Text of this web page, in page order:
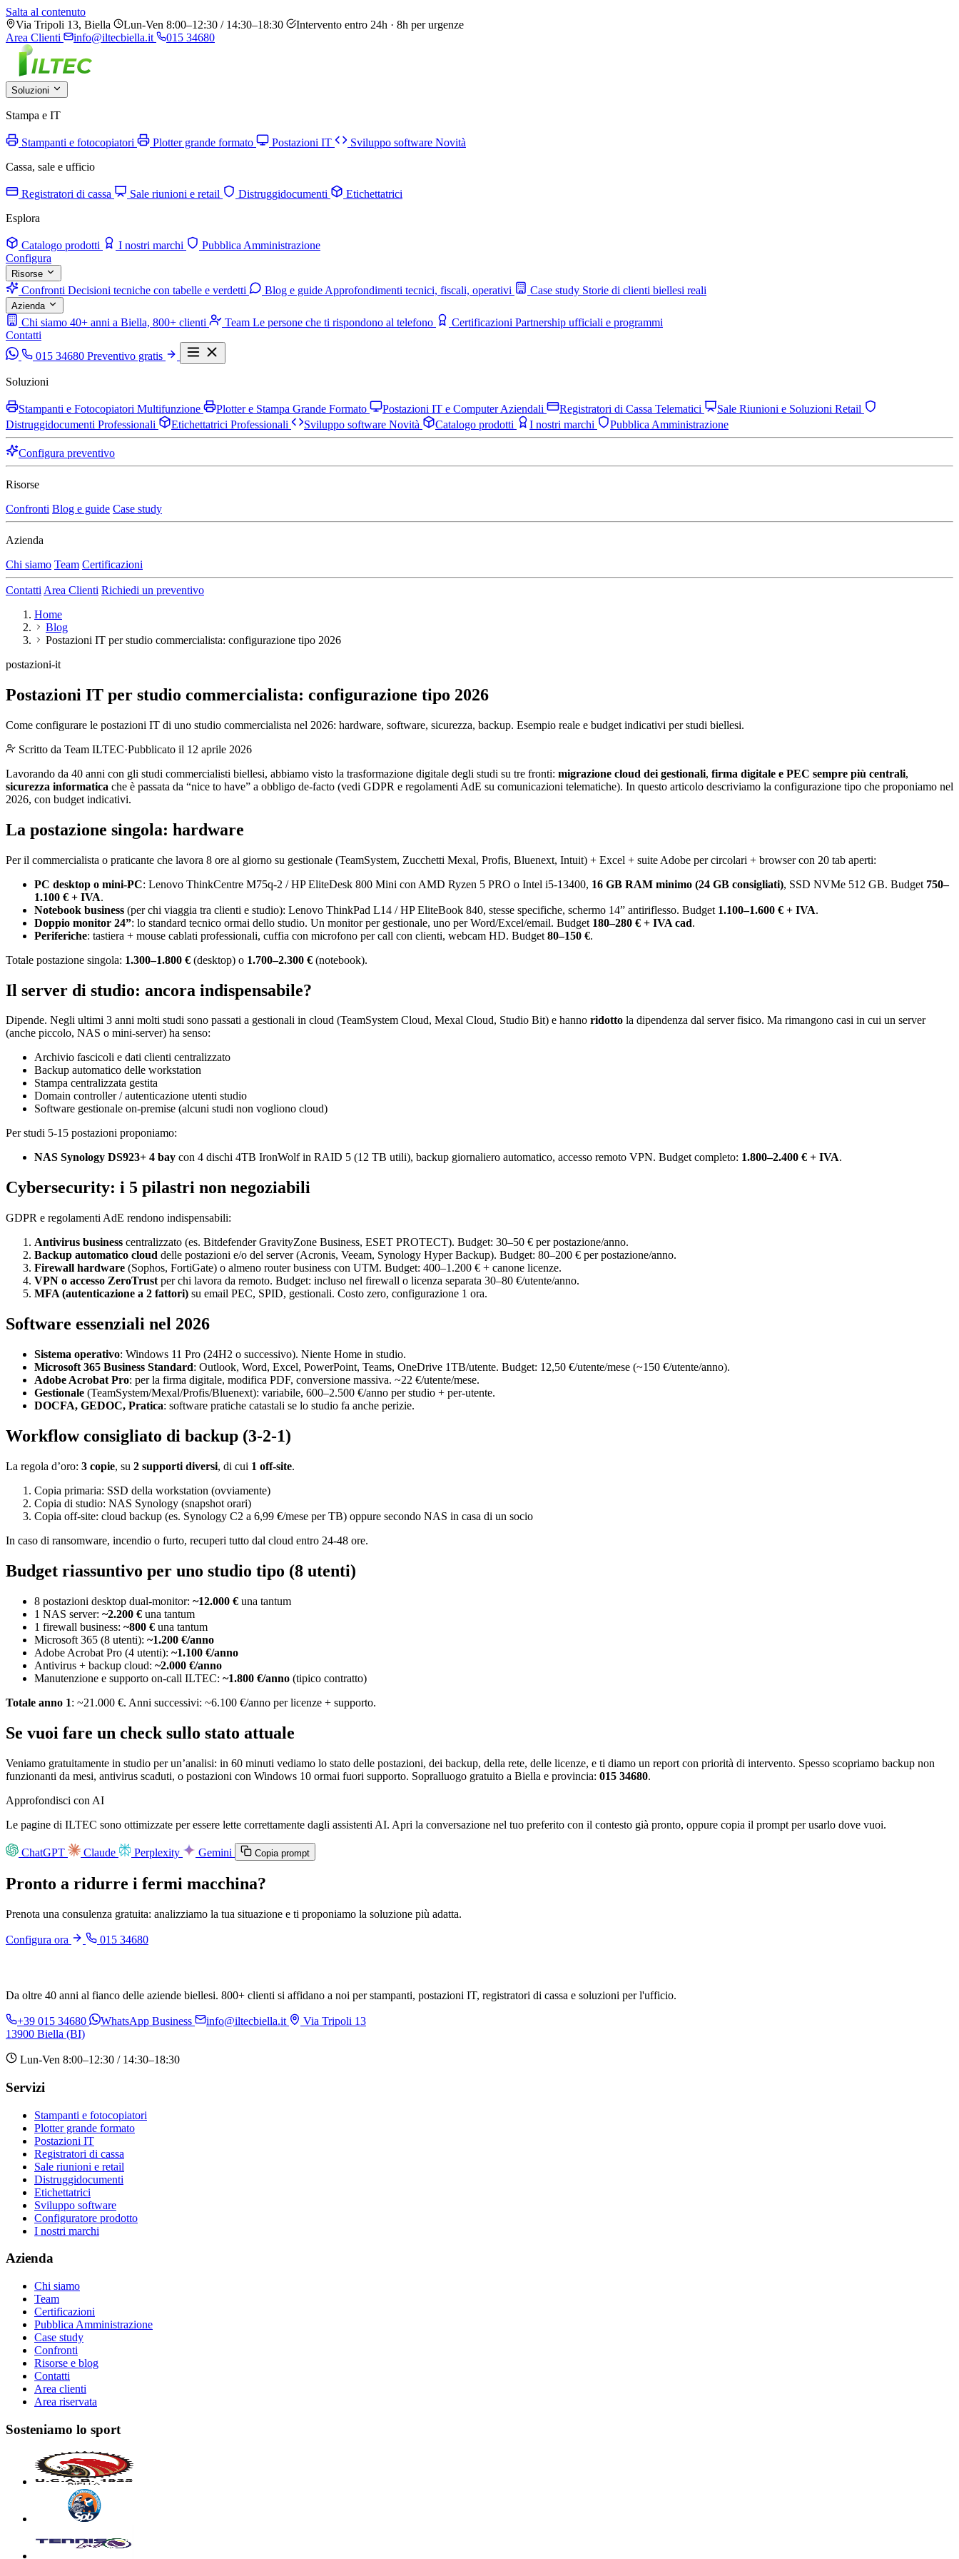
Salta al contenuto
Via Tripoli 13, Biella
Lun-Ven 8:00–12:30 / 14:30–18:30
Intervento entro 24h · 8h per urgenze
Area Clienti
info@iltecbiella.it 015 34680
Soluzioni
Stampa e IT
Stampanti e fotocopiatori Plotter grande formato Postazioni IT Sviluppo software Novità
Cassa, sale e ufficio
Registratori di cassa Sale riunioni e retail Distruggidocumenti
Etichettatrici
Esplora
Catalogo prodotti I nostri marchi
Pubblica Amministrazione
Configura
Risorse
Confronti Decisioni tecniche con tabelle e verdetti Blog e guide Approfondimenti tecnici, fiscali, operativi Case study Storie di clienti biellesi reali
Azienda
Chi siamo 40+ anni a Biella, 800+ clienti Team Le persone che ti rispondono al telefono Certificazioni Partnership ufficiali e programmi
Contatti
015 34680 Preventivo gratis
Soluzioni
Stampanti e Fotocopiatori Multifunzione Plotter e Stampa Grande Formato Postazioni IT e Computer Aziendali Registratori di Cassa Telematici
Sale Riunioni e Soluzioni Retail
Distruggidocumenti Professionali
Etichettatrici Professionali Sviluppo software Novità Catalogo prodotti I nostri marchi Pubblica Amministrazione
Configura preventivo
Risorse
Confronti Blog e guide Case study
Azienda
Chi siamo Team Certificazioni
Contatti Area Clienti Richiedi un preventivo
Home
Blog
Postazioni IT per studio commercialista: configurazione tipo 2026
postazioni-it
Postazioni IT per studio commercialista: configurazione tipo 2026
Come configurare le postazioni IT di uno studio commercialista nel 2026: hardware, software, sicurezza, backup. Esempio reale e budget indicativi per studi biellesi.
Scritto da Team ILTEC·Pubblicato il 12 aprile 2026
Lavorando da 40 anni con gli studi commercialisti biellesi, abbiamo visto la trasformazione digitale degli studi su tre fronti: migrazione cloud dei gestionali, firma digitale e PEC sempre più centrali,
sicurezza informatica che è passata da “nice to have” a obbligo de-facto (vedi GDPR e regolamenti AdE su comunicazioni telematiche). In questo articolo descriviamo la configurazione tipo che proponiamo nel
2026, con budget indicativi.
La postazione singola: hardware
Per il commercialista o praticante che lavora 8 ore al giorno su gestionale (TeamSystem, Zucchetti Mexal, Profis, Bluenext, Intuit) + Excel + suite Adobe per circolari + browser con 20 tab aperti:
PC desktop o mini-PC: Lenovo ThinkCentre M75q-2 / HP EliteDesk 800 Mini con AMD Ryzen 5 PRO o Intel i5-13400, 16 GB RAM minimo (24 GB consigliati), SSD NVMe 512 GB. Budget 750–
1.100 € + IVA.
Notebook business (per chi viaggia tra clienti e studio): Lenovo ThinkPad L14 / HP EliteBook 840, stesse specifiche, schermo 14” antiriflesso. Budget 1.100–1.600 € + IVA.
Doppio monitor 24”: lo standard tecnico ormai dello studio. Un monitor per gestionale, uno per Word/Excel/email. Budget 180–280 € + IVA cad.
Periferiche: tastiera + mouse cablati professionali, cuffia con microfono per call con clienti, webcam HD. Budget 80–150 €.
Totale postazione singola: 1.300–1.800 € (desktop) o 1.700–2.300 € (notebook).
Il server di studio: ancora indispensabile?
Dipende. Negli ultimi 3 anni molti studi sono passati a gestionali in cloud (TeamSystem Cloud, Mexal Cloud, Studio Bit) e hanno ridotto la dipendenza dal server fisico. Ma rimangono casi in cui un server
(anche piccolo, NAS o mini-server) ha senso:
Archivio fascicoli e dati clienti centralizzato
Backup automatico delle workstation
Stampa centralizzata gestita
Domain controller / autenticazione utenti studio
Software gestionale on-premise (alcuni studi non vogliono cloud)
Per studi 5-15 postazioni proponiamo:
NAS Synology DS923+ 4 bay con 4 dischi 4TB IronWolf in RAID 5 (12 TB utili), backup giornaliero automatico, accesso remoto VPN. Budget completo: 1.800–2.400 € + IVA.
Cybersecurity: i 5 pilastri non negoziabili
GDPR e regolamenti AdE rendono indispensabili:
Antivirus business centralizzato (es. Bitdefender GravityZone Business, ESET PROTECT). Budget: 30–50 € per postazione/anno.
Backup automatico cloud delle postazioni e/o del server (Acronis, Veeam, Synology Hyper Backup). Budget: 80–200 € per postazione/anno.
Firewall hardware (Sophos, FortiGate) o almeno router business con UTM. Budget: 400–1.200 € + canone licenze.
VPN o accesso ZeroTrust per chi lavora da remoto. Budget: incluso nel firewall o licenza separata 30–80 €/utente/anno.
MFA (autenticazione a 2 fattori) su email PEC, SPID, gestionali. Costo zero, configurazione 1 ora.
Software essenziali nel 2026
Sistema operativo: Windows 11 Pro (24H2 o successivo). Niente Home in studio.
Microsoft 365 Business Standard: Outlook, Word, Excel, PowerPoint, Teams, OneDrive 1TB/utente. Budget: 12,50 €/utente/mese (~150 €/utente/anno).
Adobe Acrobat Pro: per la firma digitale, modifica PDF, conversione massiva. ~22 €/utente/mese.
Gestionale (TeamSystem/Mexal/Profis/Bluenext): variabile, 600–2.500 €/anno per studio + per-utente.
DOCFA, GEDOC, Pratica: software pratiche catastali se lo studio fa anche perizie.
Workflow consigliato di backup (3-2-1)
La regola d’oro: 3 copie, su 2 supporti diversi, di cui 1 off-site.
Copia primaria: SSD della workstation (ovviamente)
Copia di studio: NAS Synology (snapshot orari)
Copia off-site: cloud backup (es. Synology C2 a 6,99 €/mese per TB) oppure secondo NAS in casa di un socio
In caso di ransomware, incendio o furto, recuperi tutto dal cloud entro 24-48 ore.
Budget riassuntivo per uno studio tipo (8 utenti)
8 postazioni desktop dual-monitor: ~12.000 € una tantum
1 NAS server: ~2.200 € una tantum
1 firewall business: ~800 € una tantum
Microsoft 365 (8 utenti): ~1.200 €/anno
Adobe Acrobat Pro (4 utenti): ~1.100 €/anno
Antivirus + backup cloud: ~2.000 €/anno
Manutenzione e supporto on-call ILTEC: ~1.800 €/anno (tipico contratto)
Totale anno 1: ~21.000 €. Anni successivi: ~6.100 €/anno per licenze + supporto.
Se vuoi fare un check sullo stato attuale
Veniamo gratuitamente in studio per un’analisi: in 60 minuti vediamo lo stato delle postazioni, dei backup, della rete, delle licenze, e ti diamo un report con priorità di intervento. Spesso scopriamo backup non
funzionanti da mesi, antivirus scaduti, o postazioni con Windows 10 ormai fuori supporto. Sopralluogo gratuito a Biella e provincia: 015 34680.
Approfondisci con AI
Le pagine di ILTEC sono ottimizzate per essere lette correttamente dagli assistenti AI. Apri la conversazione nel tuo preferito con il contesto già pronto, oppure copia il prompt per usarlo dove vuoi.
ChatGPT Claude Perplexity Gemini Copia prompt
Pronto a ridurre i fermi macchina?
Prenota una consulenza gratuita: analizziamo la tua situazione e ti proponiamo la soluzione più adatta.
Configura ora 015 34680
Da oltre 40 anni al fianco delle aziende biellesi. 800+ clienti si affidano a noi per stampanti, postazioni IT, registratori di cassa e soluzioni per l'ufficio.
+39 015 34680 WhatsApp Business info@iltecbiella.it
Via Tripoli 13
13900 Biella (BI)
Lun-Ven 8:00–12:30 / 14:30–18:30
Servizi
Stampanti e fotocopiatori
Plotter grande formato
Postazioni IT
Registratori di cassa
Sale riunioni e retail
Distruggidocumenti
Etichettatrici
Sviluppo software
Configuratore prodotto
I nostri marchi
Azienda
Chi siamo
Team
Certificazioni
Pubblica Amministrazione
Case study
Confronti
Risorse e blog
Contatti
Area clienti
Area riservata
Sosteniamo lo sport